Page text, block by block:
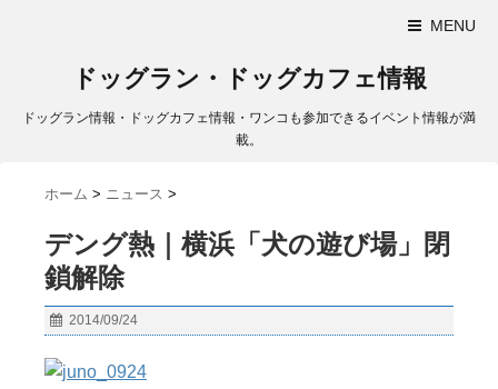
MENU
ドッグラン・ドッグカフェ情報
ドッグラン情報・ドッグカフェ情報・ワンコも参加できるイベント情報が満
載。
ホーム > ニュース >
デング熱｜横浜「犬の遊び場」閉
鎖解除
2014/09/24